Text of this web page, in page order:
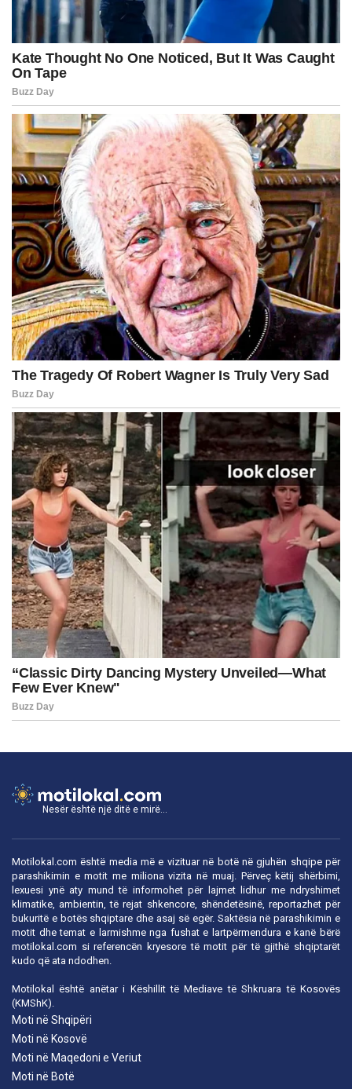
Nesër është një ditë e mirë...
Motilokal.com është media më e vizituar në botë në gjuhën shqipe për
parashikimin e motit me miliona vizita në muaj. Përveç këtij shërbimi,
lexuesi ynë aty mund të informohet për lajmet lidhur me ndryshimet
klimatike, ambientin, të rejat shkencore, shëndetësinë, reportazhet për
bukuritë e botës shqiptare dhe asaj së egër. Saktësia në parashikimin e
motit dhe temat e larmishme nga fushat e lartpërmendura e kanë bërë
motilokal.com si referencën kryesore të motit për të gjithë shqiptarët
kudo që ata ndodhen.
Motilokal është anëtar i Këshillit të Mediave të Shkruara të Kosovës
(KMShK).
Moti në Shqipëri
Moti në Kosovë
Moti në Maqedoni e Veriut
Moti në Botë